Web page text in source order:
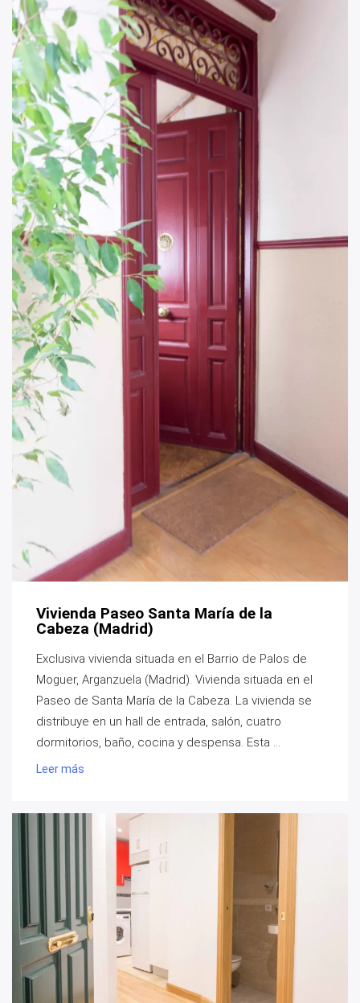
Vivienda Paseo Santa María de la
Cabeza (Madrid)
Exclusiva vivienda situada en el Barrio de Palos de
Moguer, Arganzuela (Madrid). Vivienda situada en el
Paseo de Santa María de la Cabeza. La vivienda se
distribuye en un hall de entrada, salón, cuatro
dormitorios, baño, cocina y despensa. Esta ...
Leer más